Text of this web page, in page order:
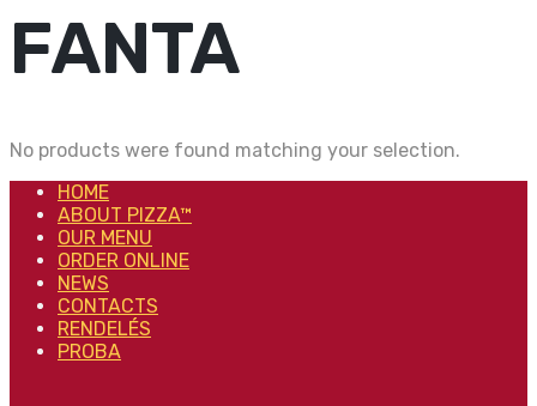
FANTA
No products were found matching your selection.
HOME
ABOUT PIZZA™
OUR MENU
ORDER ONLINE
NEWS
CONTACTS
RENDELÉS
PROBA